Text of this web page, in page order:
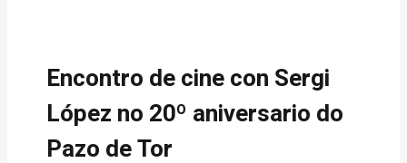
Encontro de cine con Sergi
López no 20º aniversario do
Pazo de Tor